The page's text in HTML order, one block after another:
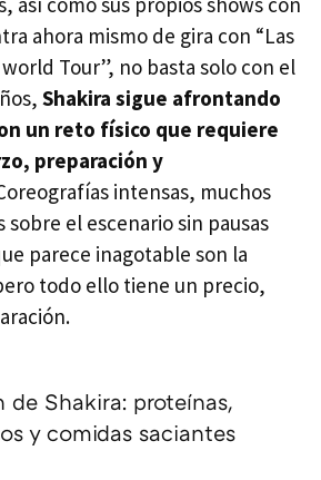
ahora mismo de gira con “Las
Tour”, no basta solo con el
Shakira sigue afrontando
un reto físico que requiere
preparación y
intensas, muchos
sobre el escenario sin pausas
parece inagotable son la
todo ello tiene un precio,
de Shakira: proteínas,
y comidas saciantes